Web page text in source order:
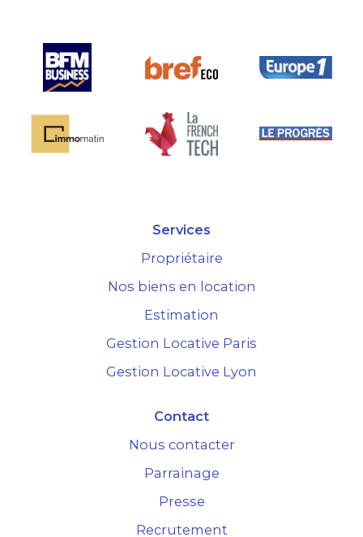
Services
Propriétaire
Nos biens en location
Estimation
Gestion Locative Paris
Gestion Locative Lyon
Contact
Nous contacter
Parrainage
Presse
Recrutement